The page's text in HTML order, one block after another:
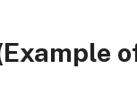
Example